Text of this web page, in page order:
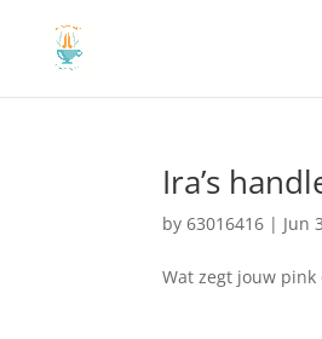
Ira’s
by63016416 | Jun
Wat zegt jouw pink